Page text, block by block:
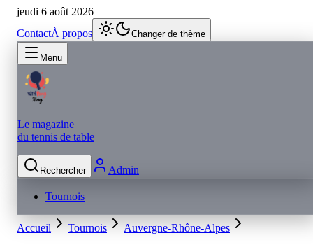
jeudi 6 août 2026
ContactÀ propos Changer de thème
Menu
Le magazine
du tennis de table
Rechercher Admin
Tournois
Accueil Tournois Auvergne-Rhône-Alpes